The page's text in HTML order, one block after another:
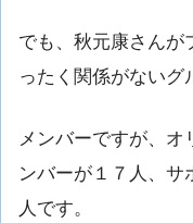
でも、秋元康さんが
ったく関係がないグ
メンバーですが、オ
ンバーが１７人、サ
人です。